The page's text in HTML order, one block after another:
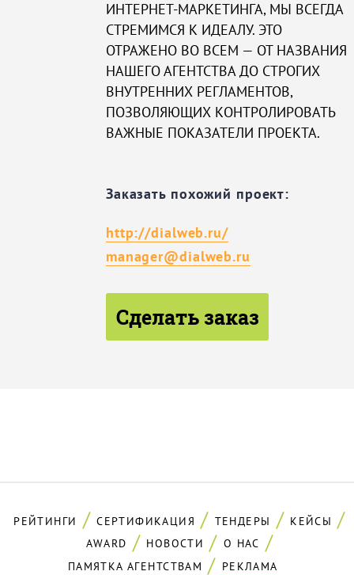
ИНТЕРНЕТ-МАРКЕТИНГА, МЫ ВСЕГДА
СТРЕМИМСЯ К ИДЕАЛУ. ЭТО
ОТРАЖЕНО ВО ВСЕМ — ОТ НАЗВАНИЯ
НАШЕГО АГЕНТСТВА ДО СТРОГИХ
ВНУТРЕННИХ РЕГЛАМЕНТОВ,
ПОЗВОЛЯЮЩИХ КОНТРОЛИРОВАТЬ
ВАЖНЫЕ ПОКАЗАТЕЛИ ПРОЕКТА.
Заказать похожий проект:
http://dialweb.ru/
manager@dialweb.ru
Сделать заказ
РЕЙТИНГИ СЕРТИФИКАЦИЯ ТЕНДЕРЫ
КЕЙСЫ
AWARD
НОВОСТИ
О НАС
ПАМЯТКА АГЕНТСТВАМ
РЕКЛАМА